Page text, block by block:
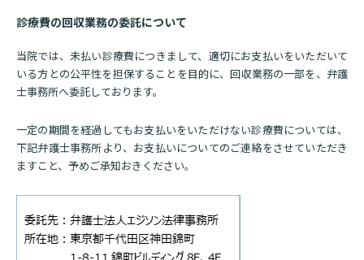
LINEサービスについて
無料低額診療のご案内
診断書等文書のお申込みについて
よくあるご質問
ご相談・お問い合わせ
取材の申し込み プライバシーポリシー
診療費の回収業務の委託について
当院では、未払い診療費につきまして、適切にお支払いをいただいて
いる方との公平性を担保することを目的に、回収業務の一部を、弁護
士事務所へ委託しております。
一定の期間を経過してもお支払いをいただけない診療費については、
下記弁護士事務所より、お支払いについてのご連絡をさせていただき
ますこと、予めご承知おきください。